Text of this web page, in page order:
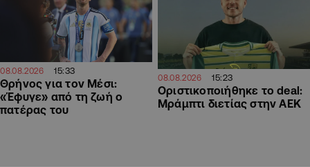
08.08.2026 15:33
Θρήνος για τον Μέσι:
«Έφυγε» από τη ζωή ο
πατέρας του
08.08.2026 15:23
Οριστικοποιήθηκε το deal:
Μράμπτι διετίας στην ΑΕΚ